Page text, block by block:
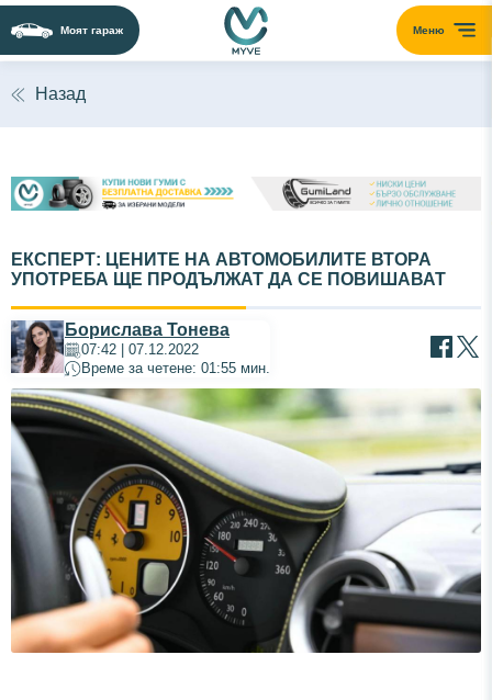
Меню
Моят гараж
Назад
ЕКСПЕРТ: ЦЕНИТЕ НА АВТОМОБИЛИТЕ ВТОРА
УПОТРЕБА ЩЕ ПРОДЪЛЖАТ ДА СЕ ПОВИШАВАТ
Борислава Тонева
07:42 | 07.12.2022
Време за четене: 01:55 мин.